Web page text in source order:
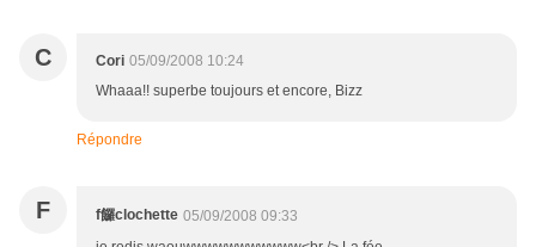
C Cori 05/09/2008 10:24
Whaaa!! superbe toujours et encore, Bizz
Répondre
F f饠clochette 05/09/2008 09:33